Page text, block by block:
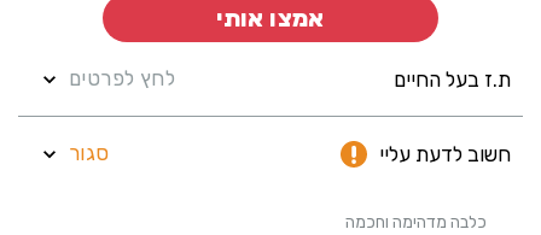
ת.ז בעל החיים לחץ לפרטים
חשוב לדעת עליי סגור
כלבה מדהימה וחכמה
אמצו אותי